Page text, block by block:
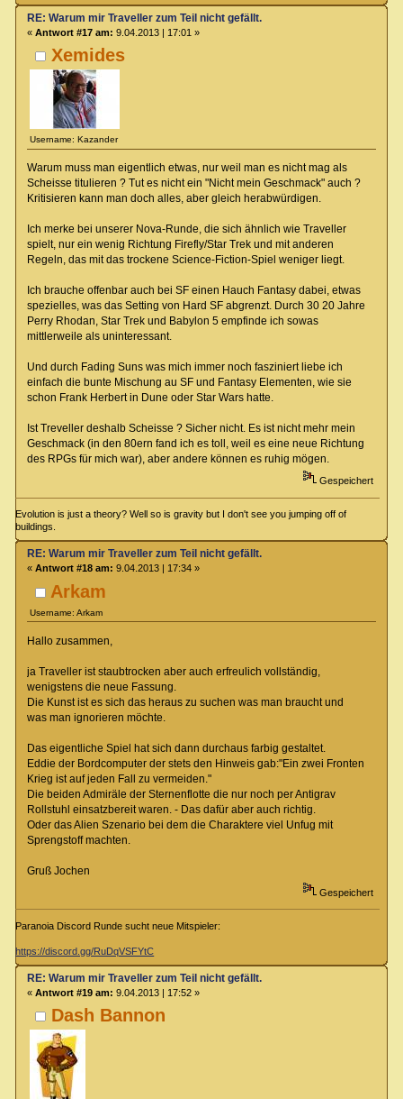
Xemides
Username: Kazander
RE: Warum mir Traveller zum Teil nicht gefällt.
« Antwort #17 am: 9.04.2013 | 17:01 »
Warum muss man eigentlich etwas, nur weil man es nicht mag als
Scheisse titulieren ? Tut es nicht ein "Nicht mein Geschmack" auch ?
Kritisieren kann man doch alles, aber gleich herabwürdigen.
Ich merke bei unserer Nova-Runde, die sich ähnlich wie Traveller
spielt, nur ein wenig Richtung Firefly/Star Trek und mit anderen
Regeln, das mit das trockene Science-Fiction-Spiel weniger liegt.
Ich brauche offenbar auch bei SF einen Hauch Fantasy dabei, etwas
spezielles, was das Setting von Hard SF abgrenzt. Durch 30 20 Jahre
Perry Rhodan, Star Trek und Babylon 5 empfinde ich sowas
mittlerweile als uninteressant.
Und durch Fading Suns was mich immer noch fasziniert liebe ich
einfach die bunte Mischung au SF und Fantasy Elementen, wie sie
schon Frank Herbert in Dune oder Star Wars hatte.
Ist Treveller deshalb Scheisse ? Sicher nicht. Es ist nicht mehr mein
Geschmack (in den 80ern fand ich es toll, weil es eine neue Richtung
des RPGs für mich war), aber andere können es ruhig mögen.
Gespeichert
Evolution is just a theory? Well so is gravity but I don't see you jumping off of
buildings.
Arkam
Username: Arkam
RE: Warum mir Traveller zum Teil nicht gefällt.
« Antwort #18 am: 9.04.2013 | 17:34 »
Hallo zusammen,
ja Traveller ist staubtrocken aber auch erfreulich vollständig,
wenigstens die neue Fassung.
Die Kunst ist es sich das heraus zu suchen was man braucht und
was man ignorieren möchte.
Das eigentliche Spiel hat sich dann durchaus farbig gestaltet.
Eddie der Bordcomputer der stets den Hinweis gab:"Ein zwei Fronten
Krieg ist auf jeden Fall zu vermeiden."
Die beiden Admiräle der Sternenflotte die nur noch per Antigrav
Rollstuhl einsatzbereit waren. - Das dafür aber auch richtig.
Oder das Alien Szenario bei dem die Charaktere viel Unfug mit
Sprengstoff machten.
Gruß Jochen
Gespeichert
Paranoia Discord Runde sucht neue Mitspieler:
https://discord.gg/RuDqVSFYtC
Dash Bannon
RE: Warum mir Traveller zum Teil nicht gefällt.
« Antwort #19 am: 9.04.2013 | 17:52 »